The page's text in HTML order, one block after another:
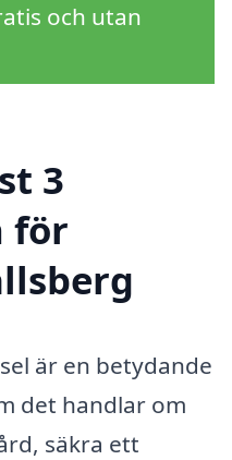
och utan
3
för
är en betydande
det handlar om
säkra ett